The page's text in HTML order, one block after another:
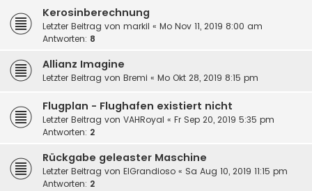
Kerosinberechnung
Letzter Beitrag von markil « Mo Nov 11, 2019 8:00 am
Antworten: 8
Allianz Imagine
Letzter Beitrag von Bremi « Mo Okt 28, 2019 8:15 pm
Flugplan - Flughafen existiert nicht
Letzter Beitrag von VAHRoyal « Fr Sep 20, 2019 5:35 pm
Antworten: 2
Rückgabe geleaster Maschine
Letzter Beitrag von ElGrandioso « Sa Aug 10, 2019 11:15 pm
Antworten: 2